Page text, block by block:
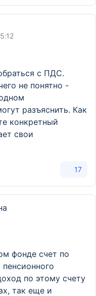
с ПДС.
не понятно -
разъяснить. Как
конкретный
свои
17
фонде счет по
пенсионного
по этому счету
так еще и